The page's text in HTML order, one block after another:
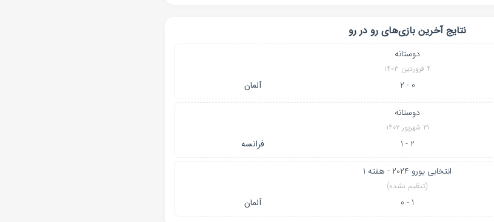
نتایج آخرین بازی‌های رو در رو
دوستانه
۴ فروردین ۱۴۰۳
0 - 2 آلمان
دوستانه
۲۱ شهریور ۱۴۰۲
2 - 1 فرانسه
انتخابی یورو ۲۰۲۴ - هفته 1
(تنظیم نشده)
1 - 0 آلمان